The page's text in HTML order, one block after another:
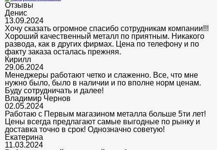
Отзывы
Денис
13.09.2024
Хочу сказать огромное спасибо сотрудникам компании!!!
Хороший качественный металл по приятным. Никакого
развода, как в других фирмах. Цена по телефону и по
факту заказа осталась прежняя.
Кирилл
29.06.2024
Менеджеры работают четко и слаженно. Все, что мне
нужно было, было в наличии и по вполне норм ценам.
Буду сотрудничать и далее!
Владимир Чернов
02.05.2024
Работаю с Первым магазином металла больше 5ти лет!
Цены всегда предлагают самые выгодные по рынку и
доставка точно в срок! Однозначно советую!
Екатерина
11.03.2024